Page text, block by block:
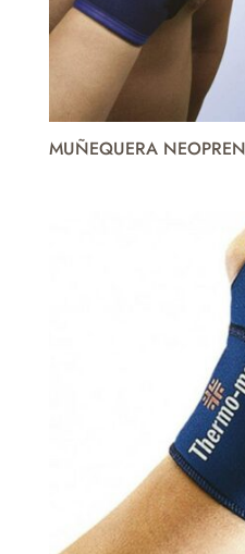
MUÑEQUERA